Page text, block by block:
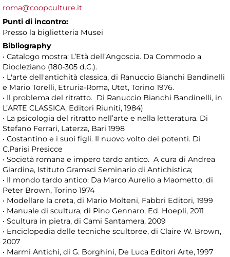
roma@coopculture.it
Punti di incontro:
Presso la biglietteria Musei
Bibliography
• Catalogo mostra: L’Età dell’Angoscia. Da Commodo a
Diocleziano (180-305 d.C.).
• L'arte dell'antichità classica, di Ranuccio Bianchi Bandinelli
e Mario Torelli, Etruria-Roma, Utet, Torino 1976.
• Il problema del ritratto. Di Ranuccio Bianchi Bandinelli, in
L’ARTE CLASSICA, Editori Riuniti, 1984)
• La psicologia del ritratto nell’arte e nella letteratura. Di
Stefano Ferrari, Laterza, Bari 1998
• Costantino e i suoi figli. Il nuovo volto dei potenti. Di
C.Parisi Presicce
• Società romana e impero tardo antico. A cura di Andrea
Giardina, Istituto Gramsci Seminario di Antichistica;
• Il mondo tardo antico: Da Marco Aurelio a Maometto, di
Peter Brown, Torino 1974
• Modellare la creta, di Mario Molteni, Fabbri Editori, 1999
• Manuale di scultura, di Pino Gennaro, Ed. Hoepli, 2011
• Scultura in pietra, di Cami Santamera, 2009
• Enciclopedia delle tecniche scultoree, di Claire W. Brown,
2007
• Marmi Antichi, di G. Borghini, De Luca Editori Arte, 1997